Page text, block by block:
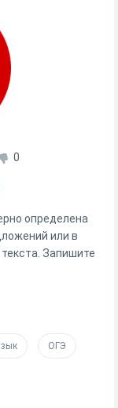
0
определена
или в
Запишите
ОГЭ